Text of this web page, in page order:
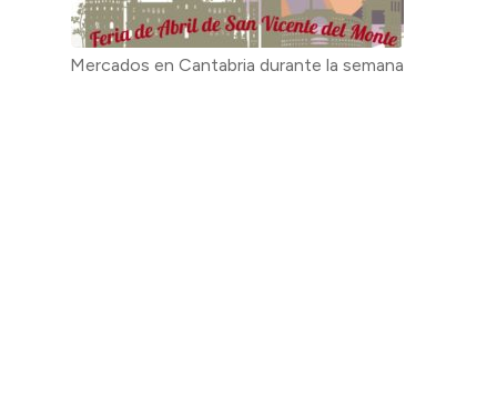
Mercados en Cantabria durante la semana